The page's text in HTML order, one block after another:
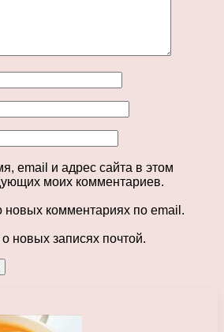
email и адрес сайта в этом
моих комментариев.
новых комментариях по email.
новых записях почтой.